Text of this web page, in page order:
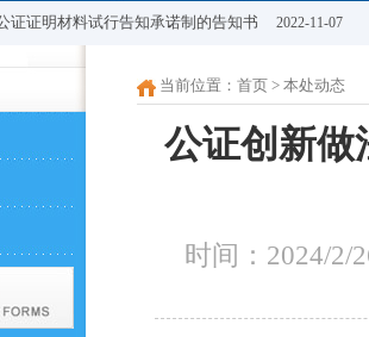
证证明材料试行告知承诺制的告知书 2022-11-07
当前位置： 首页 > 本处动态
公证创新做
时间：2024/2/